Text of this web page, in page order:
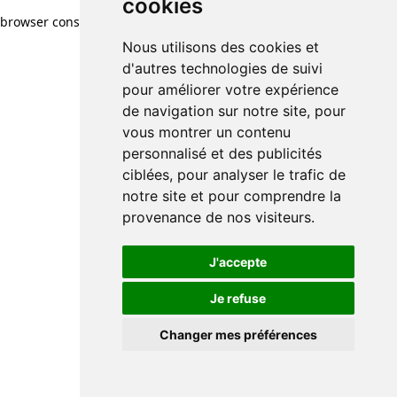
cookies
Nous utilisons des cookies et
d'autres technologies de suivi
pour améliorer votre expérience
de navigation sur notre site, pour
vous montrer un contenu
personnalisé et des publicités
ciblées, pour analyser le trafic de
notre site et pour comprendre la
provenance de nos visiteurs.
J'accepte
Je refuse
Changer mes préférences
browser console for more information)